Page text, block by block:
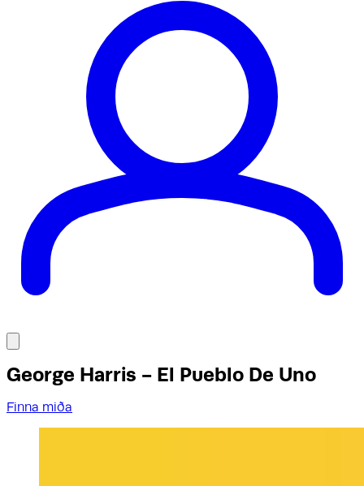
George Harris - El Pueblo De Uno
Finna miða